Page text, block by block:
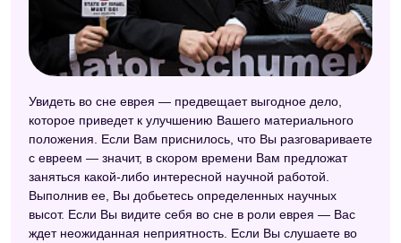
Сонник Симеона Прозорова
Сонник Странника
Сонник счастья
Восточный сонник
Большой сонник (Наталья Степанова)
Сонник 2012
Украинский сонник
Лунный сонник
Увидеть во сне еврея — предвещает выгодное дело,
которое приведет к улучшению Вашего материального
положения. Если Вам приснилось, что Вы разговариваете
с евреем — значит, в скором времени Вам предложат
заняться какой-либо интересной научной работой.
Выполнив ее, Вы добьетесь определенных научных
высот. Если Вы видите себя во сне в роли еврея — Вас
ждет неожиданная неприятность. Если Вы слушаете во